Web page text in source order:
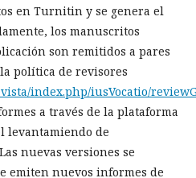
en Turnitin y se genera el
los manuscritos
son remitidos a pares
política de revisores
index.php/iusVocatio/
a través de la plataforma
levantamiendo de
nuevas versiones se
emiten nuevos informes de